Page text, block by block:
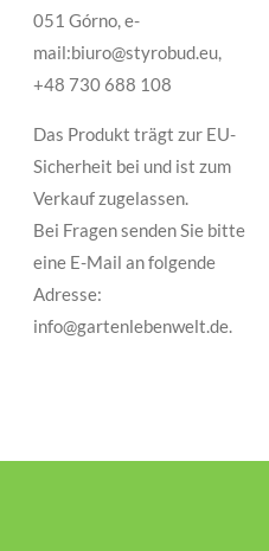
051 Górno, e-
mail:biuro@styrobud.eu,
+48 730 688 108
Das Produkt trägt zur EU-
Sicherheit bei und ist zum
Verkauf zugelassen.
Bei Fragen senden Sie bitte
eine E-Mail an folgende
Adresse:
info@gartenlebenwelt.de.